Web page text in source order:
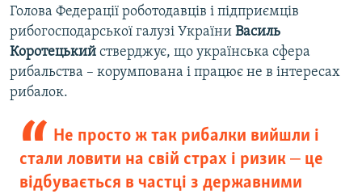
Голова Федерації роботодавців і підприємців
рибогосподарської галузі України Василь
Коротецький стверджує, що українська сфера
рибальства – корумпована і працює не в інтересах
рибалок.
Не просто ж так рибалки вийшли і
стали ловити на свій страх і ризик ‒ це
відбувається в частці з державними